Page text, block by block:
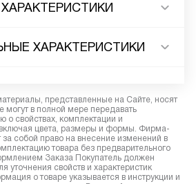
ХАРАКТЕРИСТИКИ
представленные на Сайте, носят
могут в полной мере передавать
свойствах, комплектации и
включая цвета, размеры и формы. Фирма-
за собой право на внесение изменений в
товара без предварительного
Заказа Покупатель должен
уточнения свойств и характеристик
о товаре указывается в инструкции и